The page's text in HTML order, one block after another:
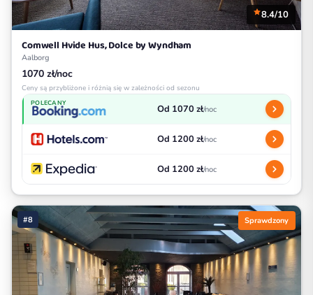
8.4/10
Comwell Hvide Hus, Dolce by Wyndham
Aalborg
1070 zł/noc
Ceny są przybliżone i różnią się w zależności od sezonu
POLECANY Od 1070 zł/noc
Od 1200 zł/noc
Od 1200 zł/noc
#8 Sprawdzony